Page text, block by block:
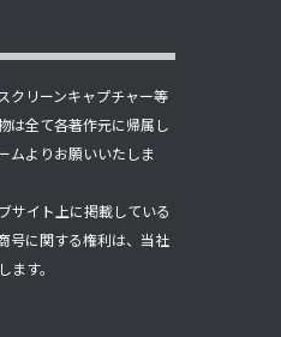
クリーンキャプチャー等
は全て各著作元に帰属し
ムよりお願いいたしま
サイト上に掲載している
号に関する権利は、当社
す。